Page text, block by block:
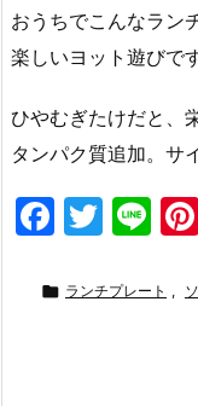
おうちでこんなラン
楽しいヨット遊びです
ひやむぎたけだと、
タンパク質追加。サ
F
c
T
itt
Li
e
 ランチプレート ,